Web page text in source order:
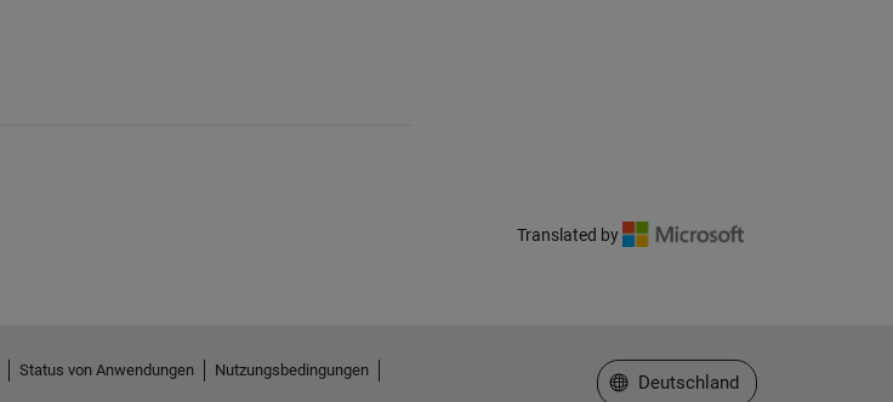
Translated by
Status von Anwendungen
Nutzungsbedingungen
Website auswählen
Deutschland